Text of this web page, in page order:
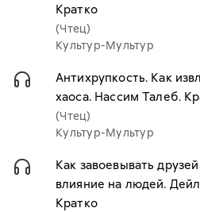
Кратко
(Чтец)
Культур-Мультур
Антихрупкость. Как
хаоса. Нассим Талеб.
(Чтец)
Культур-Мультур
Как завоевывать
влияние на людей.
Кратко